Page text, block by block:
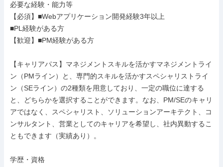
必要な経験・能力等
【必須】■Webアプリケーション開発経験3年以上
■PL経験がある方
【歓迎】■PM経験がある方
【キャリアパス】マネジメントスキルを活かすマネジメントライ
ン（PMライン）と、専門的スキルを活かすスペシャリストライ
ン（SEライン）の2種類を用意しており、一定の職位に達する
と、どちらかを選択することができます。なお、PM/SEのキャリ
アではなく、スペシャリスト、ソリューションアーキテクト、コ
ンサルタント、営業としてのキャリアを希望し、社内異動するこ
ともできます（実績あり）。
学歴・資格